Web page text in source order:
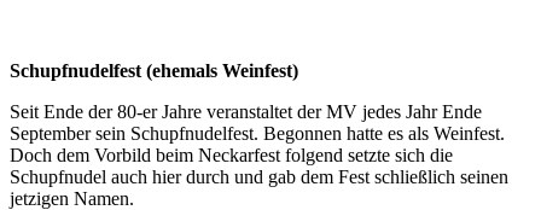
Schupfnudelfest (ehemals Weinfest)
Seit Ende der 80-er Jahre veranstaltet der MV jedes Jahr Ende
September sein Schupfnudelfest. Begonnen hatte es als Weinfest.
Doch dem Vorbild beim Neckarfest folgend setzte sich die
Schupfnudel auch hier durch und gab dem Fest schließlich seinen
jetzigen Namen.